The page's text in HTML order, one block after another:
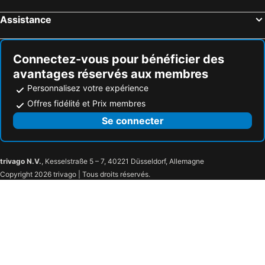
Hôtels Newbridge
Hôtels Thomastown
Hôtels Castledermot
Assistance
Connectez-vous pour bénéficier des
avantages réservés aux membres
Personnalisez votre expérience
Offres fidélité et Prix membres
Se connecter
trivago N.V., Kesselstraße 5 – 7, 40221 Düsseldorf, Allemagne
Copyright 2026 trivago | Tous droits réservés.